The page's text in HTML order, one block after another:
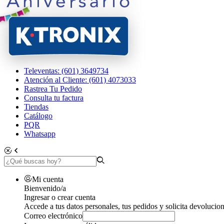
Televentas: (601) 3649734
Atención al Cliente: (601) 4073033
Rastrea Tu Pedido
Consulta tu factura
Tiendas
Catálogo
PQR
Whatsapp
Mi cuenta
Bienvenido/a
Ingresar o crear cuenta
Accede a tus datos personales, tus pedidos y solicita
Correo electrónico